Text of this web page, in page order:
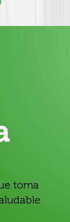
toma